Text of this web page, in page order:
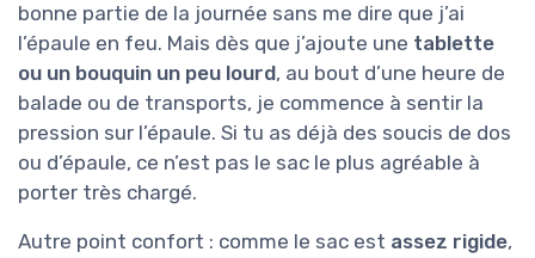
bonne partie de la journée sans me dire que j’ai
l’épaule en feu. Mais dès que j’ajoute une tablette
ou un bouquin un peu lourd, au bout d’une heure de
balade ou de transports, je commence à sentir la
pression sur l’épaule. Si tu as déjà des soucis de dos
ou d’épaule, ce n’est pas le sac le plus agréable à
porter très chargé.
Autre point confort : comme le sac est assez rigide,